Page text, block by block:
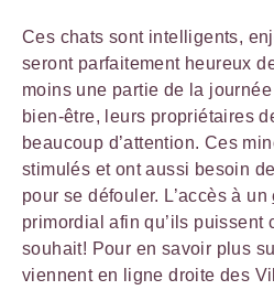
Ces chats sont intelligents,
seront parfaitement heureux
moins une partie de la
bien-être, leurs propriétaires
beaucoup d’attention. Ces
stimulés et ont aussi besoin
pour se défouler. L’accès à un
primordial afin qu’ils puissent
souhait! Pour en savoir plus
viennent en ligne droite des